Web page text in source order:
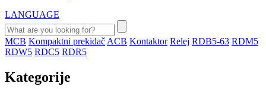
LANGUAGE
MCB Kompaktni prekidač ACB Kontaktor Relej RDB5-63 RDM5
RDW5 RDC5 RDR5
Kategorije